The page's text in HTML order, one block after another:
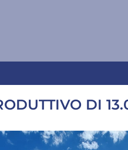
DI